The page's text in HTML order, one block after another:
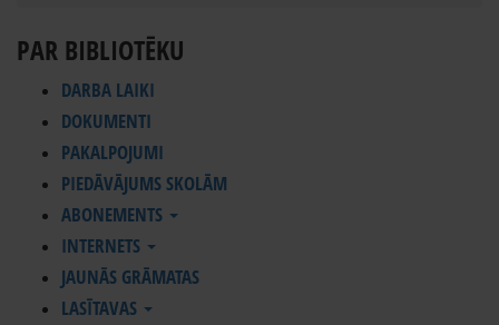
PAR BIBLIOTĒKU
DARBA LAIKI
DOKUMENTI
PAKALPOJUMI
PIEDĀVĀJUMS SKOLĀM
ABONEMENTS
INTERNETS
JAUNĀS GRĀMATAS
LASĪTAVAS